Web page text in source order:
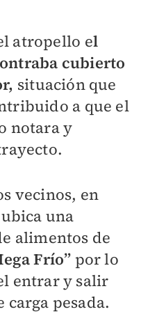
atropello el
cubierto
situación que
a que el
notara y
vecinos, en
una
alimentos de
Frío” por lo
entrar y salir
carga pesada.